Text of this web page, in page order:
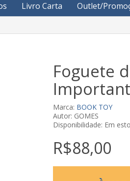
Livro Carta Outlet/
Foguete
Marca: BOOK TOY
Autor: GOMES
Disponibilidade: Em
R$88,00